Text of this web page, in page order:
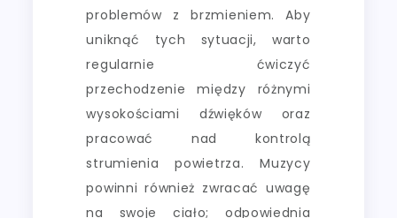
problemów z brzmieniem. Aby
uniknąć tych sytuacji, warto
regularnie ćwiczyć
przechodzenie między różnymi
wysokościami dźwięków oraz
pracować nad kontrolą
strumienia powietrza. Muzycy
powinni również zwracać uwagę
na swoje ciało; odpowiednia